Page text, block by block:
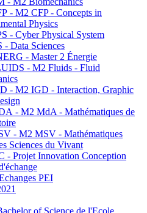
- M2 CFP - Concepts in
Physics
- Cyber Physical System
- Data Sciences
- Master 2 Énergie
- M2 Fluids - Fluid
- M2 IGD - Interaction, Graphic
- M2 MdA - Mathématiques de
- M2 MSV - Mathématiques
Sciences du Vivant
- Projet Innovation Conception
PEI
of Science de l'Ecole